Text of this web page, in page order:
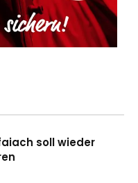
soll wieder